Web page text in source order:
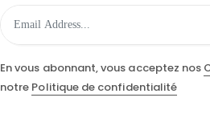
En vous abonnant, vous acceptez nos
notre Politique de confidentialité